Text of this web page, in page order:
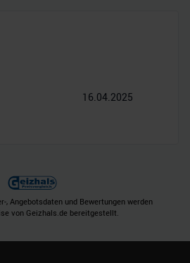
16.04.2025
, Angebotsdaten und Bewertungen werden
von Geizhals.de bereitgestellt.